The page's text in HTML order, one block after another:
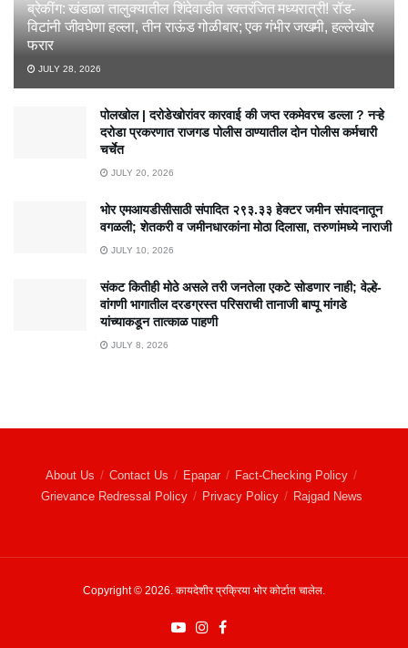
ब्रेकींग: खंडाळा तालुक्यातील शिंदेवाडीत रक्तरंजित मध्यरात्री! रॉड-
विटांनी जीवघेणा हल्ला, तीन राऊंड गोळीबार; एक गंभीर जखमी, हल्लेखोर
फरार
JULY 28, 2026
पोलखोल | दरोडेखोरांवर कारवाई की जप्त रकमेवरच डल्ला ? नऱ्हे
दरोडा प्रकरणात राजगड पोलीस ठाण्यातील दोन पोलीस कर्मचारी
चर्चेत
JULY 20, 2026
भोर एमआयडीसीसाठी संपादित २९३.३३ हेक्टर जमीन संपादनातून
वगळली; शेतकरी व जमीनधारकांना मोठा दिलासा, तरुणांमध्ये नाराजी
JULY 10, 2026
संकट कितीही मोठे असले तरी जनतेला एकटे सोडणार नाही; वेल्हे-
वांगणी भागातील दरडग्रस्त परिसराची तानाजी बाप्पू मांगडे
यांच्याकडून तात्काळ पाहणी
JULY 8, 2026
About Us Contact Us Epapar
Fact-Checking Policy
Grievance Redressal Policy
Privacy Policy Rajgad News
Copyright © 2026. कायदेशीर प्रक्रिया भोर कोर्टात चालेल.